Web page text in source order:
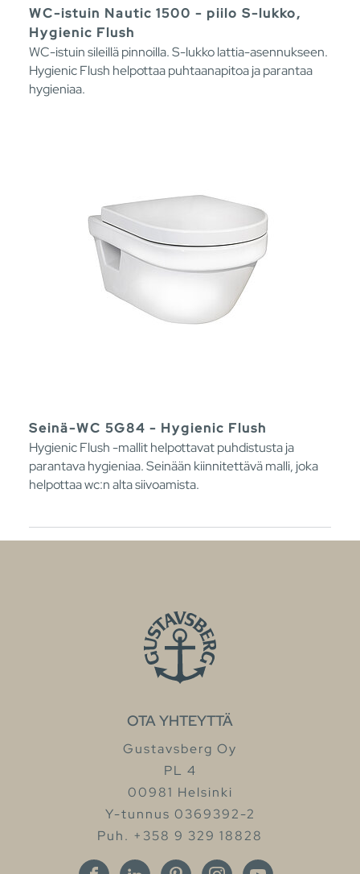
WC-istuin Nautic 1500 - piilo S-lukko,
Hygienic Flush
WC-istuin sileillä pinnoilla. S-lukko lattia-asennukseen.
Hygienic Flush helpottaa puhtaanapitoa ja parantaa
hygieniaa.
Seinä-WC 5G84 - Hygienic Flush
Hygienic Flush -mallit helpottavat puhdistusta ja
parantava hygieniaa. Seinään kiinnitettävä malli, joka
helpottaa wc:n alta siivoamista.
OTA YHTEYTTÄ
Gustavsberg Oy
PL 4
00981 Helsinki
Y-tunnus 0369392-2
Puh. +358 9 329 18828